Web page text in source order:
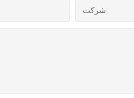
شرکت